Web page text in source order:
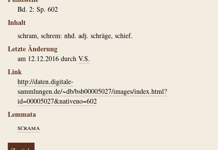
Bd. 2: Sp. 602
Inhalt
schram, schrem: nhd. adj. schräge, schief.
Letzte Änderung
am 12.12.2016 durch V.S.
Link
http://daten.digitale-
sammlungen.de/~db/bsb00005027/images/index.html?
id=00005027&nativeno=602
Lemmata
scrama